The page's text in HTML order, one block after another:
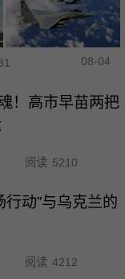
08-04
！高市早苗两把
阅读 5210
行动”与乌克兰的
阅读 4212